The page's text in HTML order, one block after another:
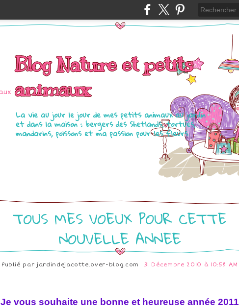
Blog Nature et petits
animaux
La vie au jour le jour de mes petits animaux au jardin
et dans la maison : bergers des Shetlands, tortues,
mandarins, poissons et ma passion pour les fleurs.
TOUS MES VOEUX POUR CETTE
NOUVELLE ANNEE
Publié parjardindejacotte.over-blog.com 31 Décembre 2010 à 10:58 AM
Je vous souhaite une bonne et heureuse année 2011